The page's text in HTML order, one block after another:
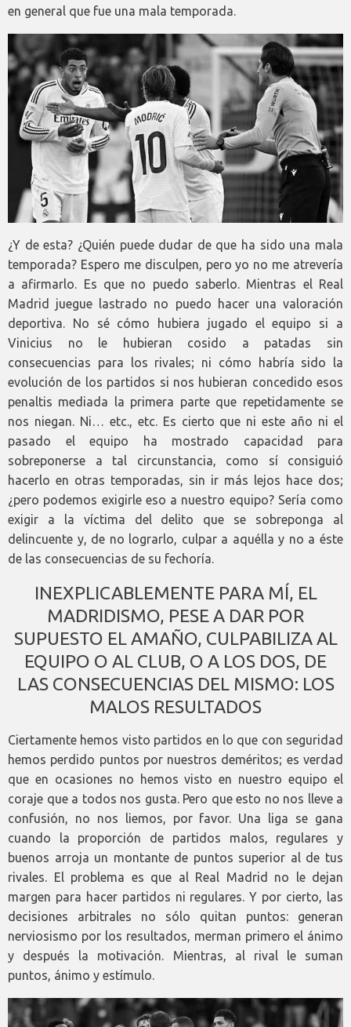
en general que fue una mala temporada.
¿Y de esta? ¿Quién puede dudar de que ha sido una mala
temporada? Espero me disculpen, pero yo no me atrevería
a afirmarlo. Es que no puedo saberlo. Mientras el Real
Madrid juegue lastrado no puedo hacer una valoración
deportiva. No sé cómo hubiera jugado el equipo si a
Vinicius no le hubieran cosido a patadas sin
consecuencias para los rivales; ni cómo habría sido la
evolución de los partidos si nos hubieran concedido esos
penaltis mediada la primera parte que repetidamente se
nos niegan. Ni… etc., etc. Es cierto que ni este año ni el
pasado el equipo ha mostrado capacidad para
sobreponerse a tal circunstancia, como sí consiguió
hacerlo en otras temporadas, sin ir más lejos hace dos;
¿pero podemos exigirle eso a nuestro equipo? Sería como
exigir a la víctima del delito que se sobreponga al
delincuente y, de no lograrlo, culpar a aquélla y no a éste
de las consecuencias de su fechoría.
INEXPLICABLEMENTE PARA MÍ, EL
MADRIDISMO, PESE A DAR POR
SUPUESTO EL AMAÑO, CULPABILIZA AL
EQUIPO O AL CLUB, O A LOS DOS, DE
LAS CONSECUENCIAS DEL MISMO: LOS
MALOS RESULTADOS
Ciertamente hemos visto partidos en lo que con seguridad
hemos perdido puntos por nuestros deméritos; es verdad
que en ocasiones no hemos visto en nuestro equipo el
coraje que a todos nos gusta. Pero que esto no nos lleve a
confusión, no nos liemos, por favor. Una liga se gana
cuando la proporción de partidos malos, regulares y
buenos arroja un montante de puntos superior al de tus
rivales. El problema es que al Real Madrid no le dejan
margen para hacer partidos ni regulares. Y por cierto, las
decisiones arbitrales no sólo quitan puntos: generan
nerviosismo por los resultados, merman primero el ánimo
y después la motivación. Mientras, al rival le suman
puntos, ánimo y estímulo.